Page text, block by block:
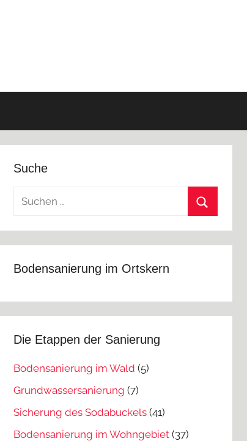
Suche
Suchen
Bodensanierung im Ortskern
Die Etappen der Sanierung
Bodensanierung im Wald (5)
Grundwassersanierung (7)
Sicherung des Sodabuckels (41)
Bodensanierung im Wohngebiet (37)